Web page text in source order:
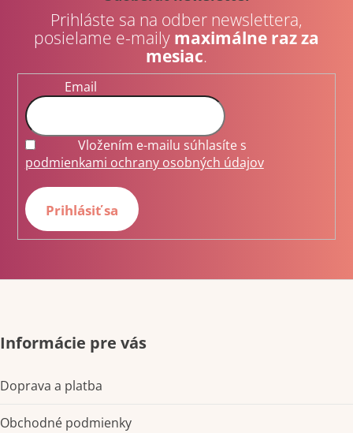
Prihláste sa na odber newslettera,
posielame e-maily maximálne raz za
mesiac.
Email
Vložením e-mailu súhlasíte s
podmienkami ochrany osobných údajov
Prihlásiť sa
Informácie pre vás
Doprava a platba
Obchodné podmienky